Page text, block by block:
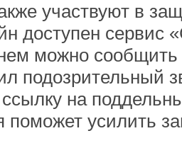
участвуют в
доступен сервис
можно
подозрительный
на
усилить